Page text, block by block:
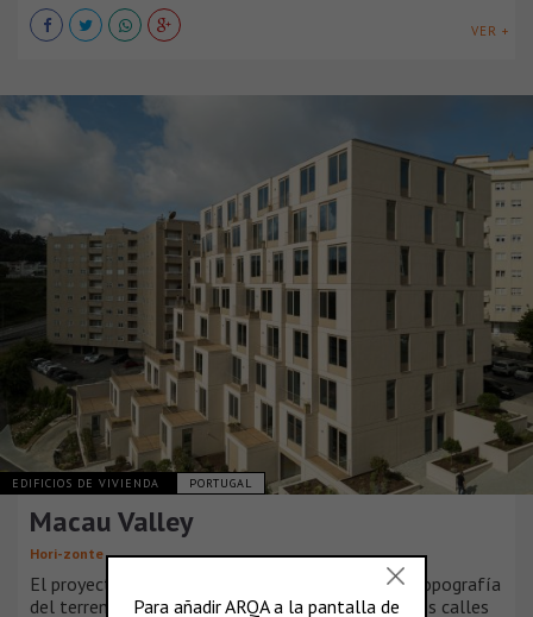
VER +
EDIFICIOS DE VIVIENDA PORTUGAL
Macau Valley
Hori-zonte
El proyecto surge de un análisis detallado de la topografía
del terreno y del tejido urbano circundante. Las dos calles